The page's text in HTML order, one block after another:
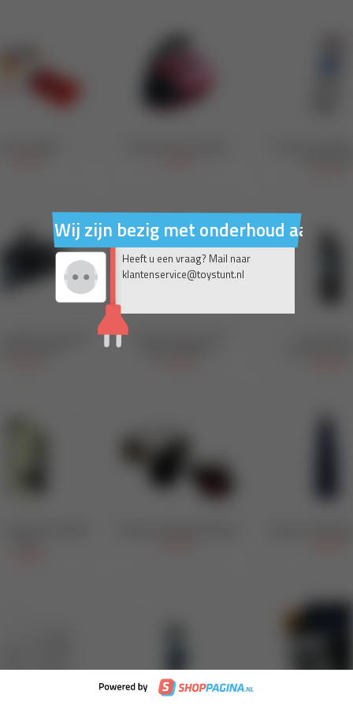
Wij zijn bezig met onderhoud aan
Heeft u een vraag? Mail naar
klantenservice@toystunt.nl